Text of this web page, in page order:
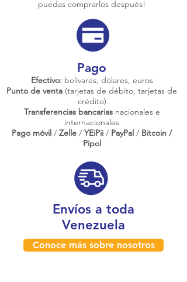
puedas comprarlos después!
Pago
Efectivo: bolívares, dólares, euros
Punto de venta (tarjetas de débito, tarjetas de
crédito)
Transferencias bancariasnacionales e
internacionales
Pago móvil / Zelle / YEiPii / PayPal / Bitcoin /
Pipol
Envíos a toda
Venezuela
Conoce más sobre nosotros